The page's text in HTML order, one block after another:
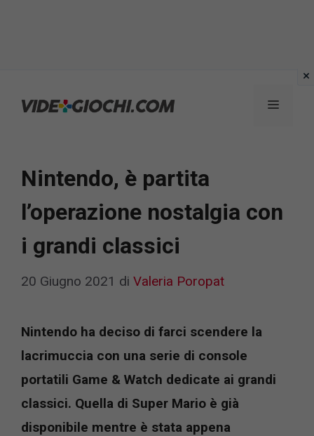
Menu
Nintendo, è partita
l’operazione nostalgia con
i grandi classici
20 Giugno 2021 di Valeria Poropat
Nintendo ha deciso di farci scendere la
lacrimuccia con una serie di console
portatili Game & Watch dedicate ai grandi
classici. Quella di Super Mario è già
disponibile mentre è stata appena